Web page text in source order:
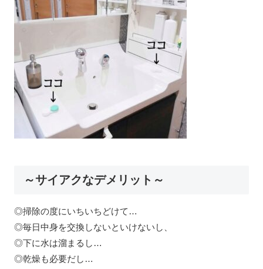
～サイアクなデメリット～
◎掃除の度にいちいちどけて…
◎毎日中身を交換しないといけないし、
◎下に水は溜まるし…
◎乾燥も必要だし…